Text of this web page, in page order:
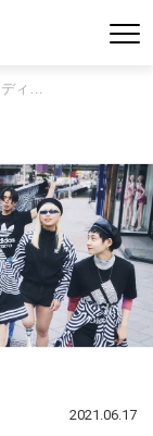
ディ…
2021.06.17